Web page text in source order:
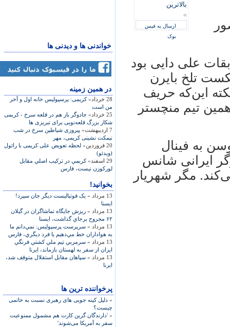
خواندنی ها و دیدنی ها
در همين زمينه
28 خرداد»
کریمی: پرسپولیس خانه اول و آخر
من است
25 خرداد»
جادوگر باز هم در قلعه سرخ - کریمی
شکار بزرگ قلعه‌نویی برای تبریزی ها
7 اردیبهشت»
پیروزی شیاطین سرخ در شب
نیمکت نشینی کریمی، مهر
20 فروردین»
لحظه تعویض علی کریمی با رائول
(ویدئو)
29 اسفند»
كريمي در تركيب اصلي مقابل
لوركوزن نيست، فارس
بخوانید!
13 مرداد »
یک فوتباليست ‌دیگر جان سپرد!
ایسنا
13 مرداد »
ريزش جايگاه تماشاگران در گيلان
۶۲ مجروح برجاي گذاشت، ایسنا
13 مرداد »
سرپرست پرسپولیس: نمي‌دانم ما
به هواداران خط مي‌دهيم يا فرد ديگري، فارس
13 مرداد »
سرمربي تيم ملي كشتي فرنگي
ايران از سفر به لهستان بازماند، ایرنا
13 مرداد »
سپاهان مقابل استقلال متوقف شد،
ایرنا
پرخواننده ترین ها
» دلیل کینه جویی های رهبری نسبت به خاتمی
چیست؟
» 'دارندگان گرین کارت هم مشمول ممنوعیت
سفر به آمریکا می‌شوند'
بالاترین
»
ارسال به فیس
بوک
علی دایی بود
شاهد شکست تلخ بایرن
بود. نکته این‌که حریف
کریمی در راه فینال 2011 همین تیم منچستر
به فینال
ایرانی شانس
مگر شهریار